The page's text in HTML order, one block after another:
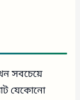
সবচেয়ে
যেকোনো